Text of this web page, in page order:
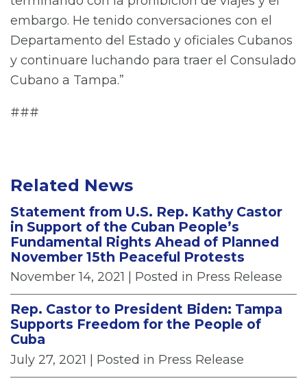
embargo. He tenido conversaciones con el
Departamento del Estado y oficiales Cubanos
y continuare luchando para traer el Consulado
Cubano a Tampa.”
###
Related News
Statement from U.S. Rep. Kathy Castor
in Support of the Cuban People’s
Fundamental Rights Ahead of Planned
November 15th Peaceful Protests
November 14, 2021 | Posted in Press Release
Rep. Castor to President Biden: Tampa
Supports Freedom for the People of
Cuba
July 27, 2021 | Posted in Press Release